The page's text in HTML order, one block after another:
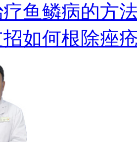
鱼鳞病的方
如何根除痤